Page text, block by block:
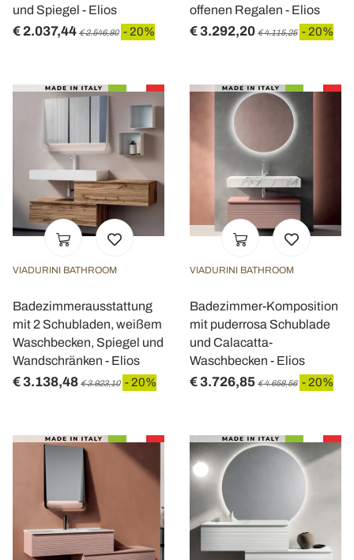
und Spiegel - Elios
€ 2.037,44 € 2.546,80 - 20%
offenen Regalen - Elios
€ 3.292,20 € 4.115,25 - 20%
VIADURINI BATHROOM
Badezimmerausstattung
mit 2 Schubladen, weißem
Waschbecken, Spiegel und
Wandschränken - Elios
€ 3.138,48 € 3.923,10 - 20%
VIADURINI BATHROOM
Badezimmer-Komposition
mit puderrosa Schublade
und Calacatta-
Waschbecken - Elios
€ 3.726,85 € 4.658,56 - 20%